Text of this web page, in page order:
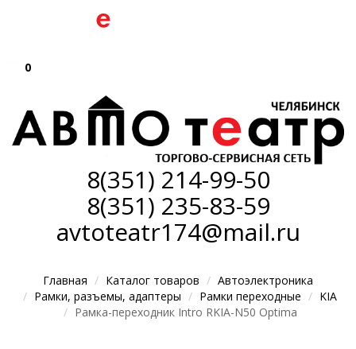
0
8(351) 214-99-50
8(351) 235-83-59
avtoteatr174@mail.ru
Главная Каталог товаров
Автоэлектроника
Рамки, разъемы, адаптеры
Рамки переходные
KIA
Рамка-переходник Intro RKIA-N50 Optima